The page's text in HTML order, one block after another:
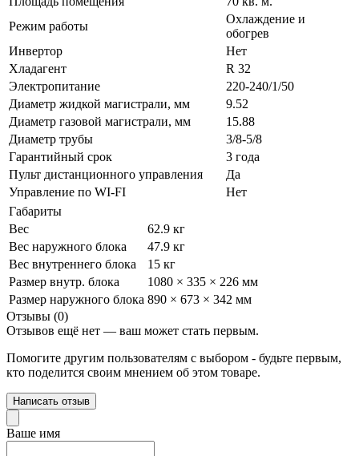
Режим работы
Охлаждение и
обогрев
Инвертор
Нет
Хладагент
R 32
Электропитание
220-240/1/50
Диаметр жидкой магистрали, мм
9.52
Диаметр газовой магистрали, мм
15.88
Диаметр трубы
3/8-5/8
Гарантийный срок
3 года
Пульт дистанционного управления
Да
Управление по WI-FI
Нет
Габариты
Вес
62.9 кг
Вес наружного блока
47.9 кг
Вес внутреннего блока
15 кг
Размер внутр. блока
1080 × 335 × 226 мм
Размер наружного блока 890 × 673 × 342 мм
Отзывы (0)
Отзывов ещё нет — ваш может стать первым.
Помогите другим пользователям с выбором - будьте первым,
кто поделится своим мнением об этом товаре.
Написать отзыв
Ваше имя